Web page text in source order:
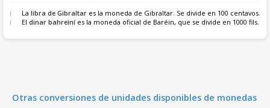
La libra de Gibraltar es la moneda de Gibraltar. Se divide en 100 centavos.
El dinar bahreiní es la moneda oficial de Baréin, que se divide en 1000 fils.
Otras conversiones de unidades disponibles de monedas